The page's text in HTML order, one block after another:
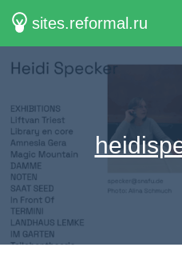
sites.reformal.ru